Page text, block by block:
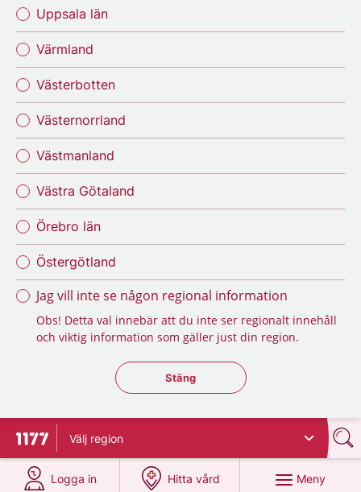
Uppsala län
Värmland
Västerbotten
Västernorrland
Västmanland
Västra Götaland
Örebro län
Östergötland
Jag vill inte se någon regional information
Obs! Detta val innebär att du inte ser regionalt innehåll
och viktig information som gäller just din region.
Stäng regionsväljaren
Stäng
Till startsidan för 1177
Välj region
Logga in
på 1177.se
Hitta vård
på 1177.se
Meny